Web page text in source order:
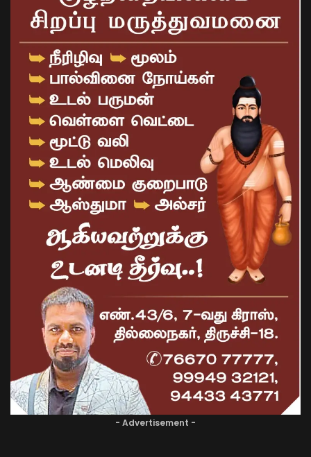
- Advertisement -